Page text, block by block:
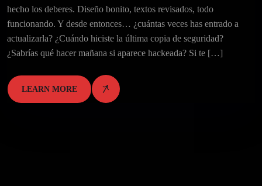
hecho los deberes. Diseño bonito, textos revisados, todo
funcionando. Y desde entonces… ¿cuántas veces has entrado a
actualizarla? ¿Cuándo hiciste la última copia de seguridad?
¿Sabrías qué hacer mañana si aparece hackeada? Si te […]
LEARN MORE